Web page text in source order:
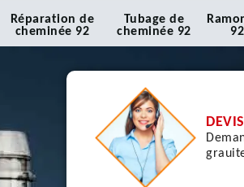
Réparation de
cheminée 92
Tubage de
cheminée 92
92